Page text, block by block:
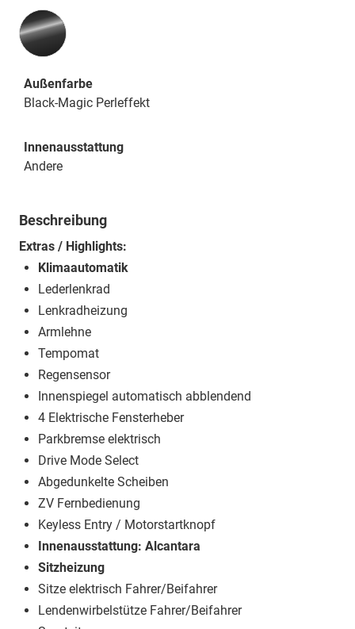
Außenfarbe
Black-Magic Perleffekt
Innenausstattung
Andere
Beschreibung
Extras / Highlights:
Klimaautomatik
Lederlenkrad
Lenkradheizung
Armlehne
Tempomat
Regensensor
Innenspiegel automatisch abblendend
4 Elektrische Fensterheber
Parkbremse elektrisch
Drive Mode Select
Abgedunkelte Scheiben
ZV Fernbedienung
Keyless Entry / Motorstartknopf
Innenausstattung: Alcantara
Sitzheizung
Sitze elektrisch Fahrer/Beifahrer
Lendenwirbelstütze Fahrer/Beifahrer